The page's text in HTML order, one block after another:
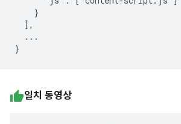
    }
  ],
  ...
일치 동영상